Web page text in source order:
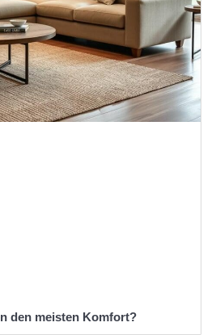
den meisten Komfort?